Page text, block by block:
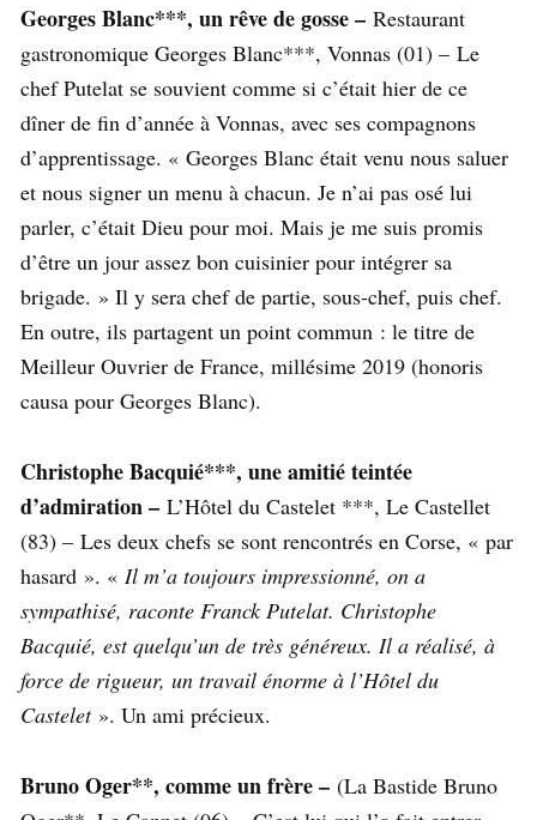
Georges Blanc***, un rêve de gosse – Restaurant
gastronomique Georges Blanc***, Vonnas (01) – Le
chef Putelat se souvient comme si c’était hier de ce
dîner de fin d’année à Vonnas, avec ses compagnons
d’apprentissage. « Georges Blanc était venu nous saluer
et nous signer un menu à chacun. Je n’ai pas osé lui
parler, c’était Dieu pour moi. Mais je me suis promis
d’être un jour assez bon cuisinier pour intégrer sa
brigade. » Il y sera chef de partie, sous-chef, puis chef.
En outre, ils partagent un point commun : le titre de
Meilleur Ouvrier de France, millésime 2019 (honoris
causa pour Georges Blanc).
Christophe Bacquié***, une amitié teintée
d’admiration – L’Hôtel du Castelet ***, Le Castellet
(83) – Les deux chefs se sont rencontrés en Corse, « par
hasard ». « Il m’a toujours impressionné, on a
sympathisé, raconte Franck Putelat. Christophe
Bacquié, est quelqu’un de très généreux. Il a réalisé, à
force de rigueur, un travail énorme à l’Hôtel du
Castelet ». Un ami précieux.
Bruno Oger**, comme un frère – (La Bastide Bruno